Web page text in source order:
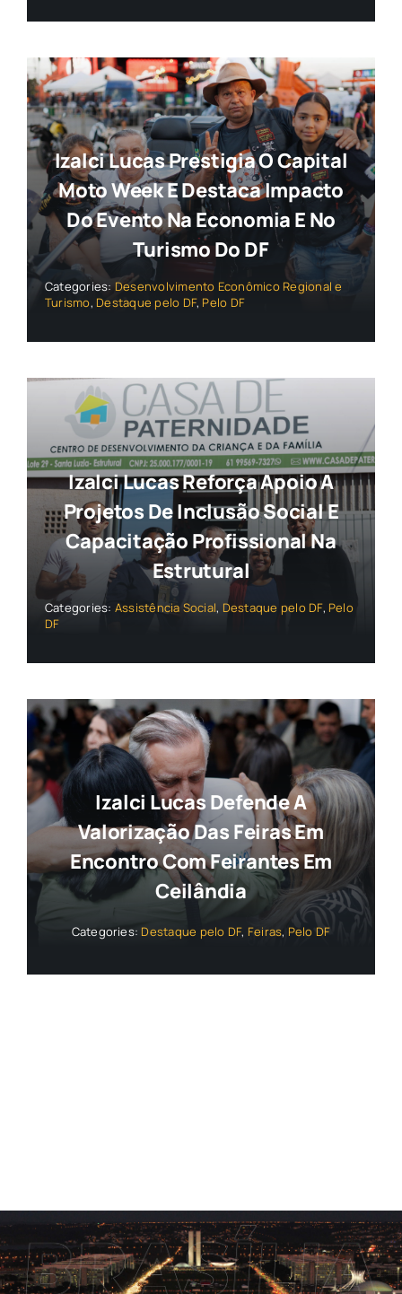
Izalci Lucas Prestigia O Capital
Moto Week E Destaca Impacto
Do Evento Na Economia E No
Turismo Do DF
Categories: Desenvolvimento Econômico Regional e
Turismo, Destaque pelo DF, Pelo DF
Izalci Lucas Reforça Apoio A
Projetos De Inclusão Social E
Capacitação Profissional Na
Estrutural
Categories: Assistência Social, Destaque pelo DF, Pelo
DF
Izalci Lucas Defende A
Valorização Das Feiras Em
Encontro Com Feirantes Em
Ceilândia
Categories: Destaque pelo DF, Feiras, Pelo DF